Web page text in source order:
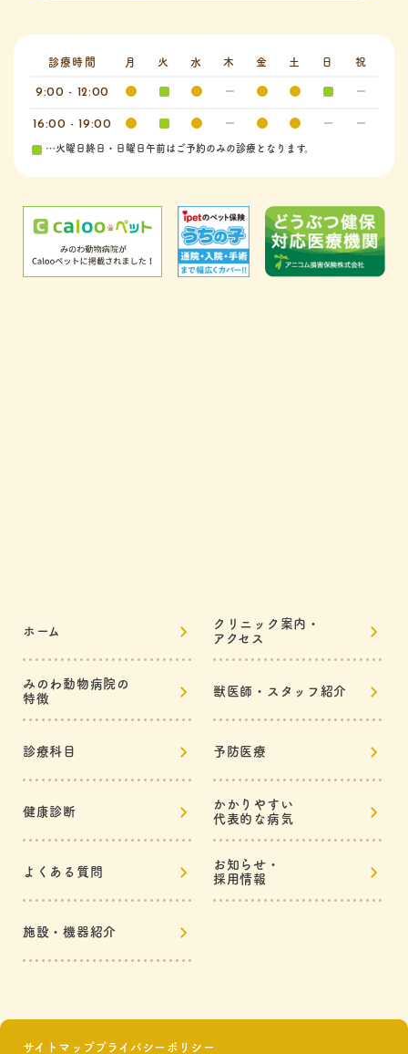
診療時間 月 火 水 木 金 土 日 祝
9:00 - 12:00
16:00 - 19:00
…火曜日終日・日曜日午前はご予約のみの診療となります。
ホーム
クリニック案内・
アクセス
みのわ動物病院の
特徴
獣医師・スタッフ紹介
診療科目 予防医療
健康診断
かかりやすい
代表的な病気
よくある質問
お知らせ・
採用情報
施設・機器紹介
サイトマッププライバシーポリシー